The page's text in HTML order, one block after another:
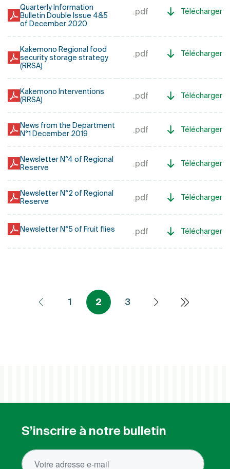
Quarterly Information
Bulletin Double Issue 4&5
of December 2020
.pdf Télécharger
Kakemono Regional food
security storage strategy
(RRSA)
.pdf Télécharger
Kakemono Interventions
(RRSA)
.pdf Télécharger
News from the Department
N°1 December 2019
.pdf Télécharger
Newsletter N°4 of Regional
Reserve
.pdf Télécharger
Newsletter N°2 of Regional
Reserve
.pdf Télécharger
Newsletter N°5 of Fruit flies .pdf Télécharger
Pagination
1 2 3
Dernière
S’inscrire à notre bulletin